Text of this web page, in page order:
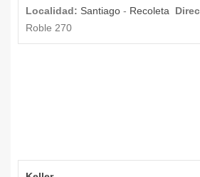
Localidad: Santiago - Recoleta
Roble 270